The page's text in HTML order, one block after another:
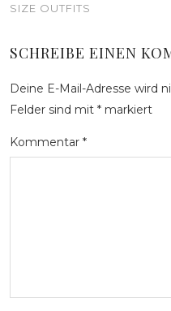
SIZE OUTFITS
SCHREIBE EINEN
Deine E-Mail-Adresse wird
Felder sind mit * markiert
Kommentar *